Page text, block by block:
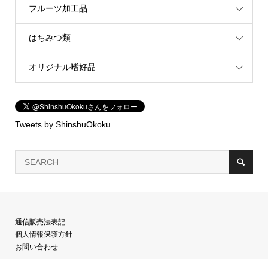
フルーツ加工品
はちみつ類
オリジナル嗜好品
Tweets by ShinshuOkoku
通信販売法表記
個人情報保護方針
お問い合わせ